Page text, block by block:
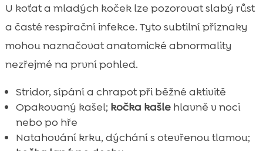
U koťat a mladých koček lze pozorovat slabý růst
a časté respirační infekce. Tyto subtilní příznaky
mohou naznačovat anatomické abnormality
nezřejmé na první pohled.
Stridor, sípání a chrapot při běžné aktivitě
Opakovaný kašel; kočka kašlehlavně v noci
nebo po hře
Natahování krku, dýchání s otevřenou tlamou;